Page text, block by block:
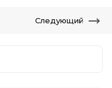
Следующий